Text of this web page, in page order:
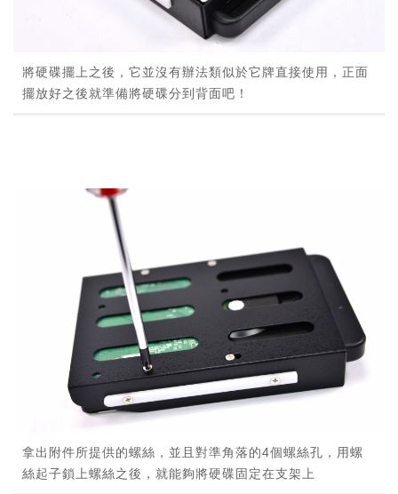
將硬碟擺上之後，它並沒有辦法類似於它牌直接使用，正面
擺放好之後就準備將硬碟分到背面吧！
拿出附件所提供的螺絲，並且對準角落的4個螺絲孔，用螺
絲起子鎖上螺絲之後，就能夠將硬碟固定在支架上